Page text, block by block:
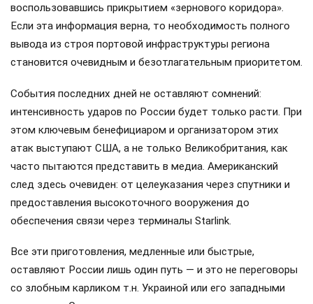
воспользовавшись прикрытием «зернового коридора».
Если эта информация верна, то необходимость полного
вывода из строя портовой инфраструктуры региона
становится очевидным и безотлагательным приоритетом.
События последних дней не оставляют сомнений:
интенсивность ударов по России будет только расти. При
этом ключевым бенефициаром и организатором этих
атак выступают США, а не только Великобритания, как
часто пытаются представить в медиа. Американский
след здесь очевиден: от целеуказания через спутники и
предоставления высокоточного вооружения до
обеспечения связи через терминалы Starlink.
Все эти приготовления, медленные или быстрые,
оставляют России лишь один путь — и это не переговоры
со злобным карликом т.н. Украиной или его западными